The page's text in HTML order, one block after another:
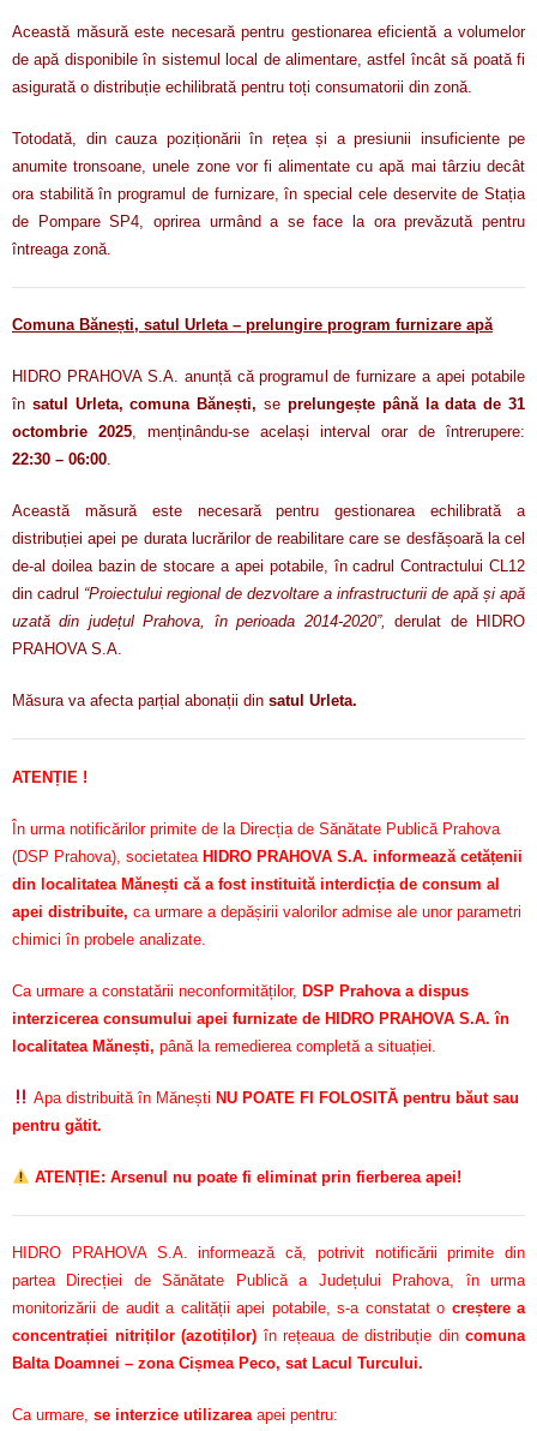
Această măsură este necesară pentru gestionarea eficientă a volumelor
de apă disponibile în sistemul local de alimentare, astfel încât să poată fi
asigurată o distribuție echilibrată pentru toți consumatorii din zonă.
Totodată, din cauza poziționării în rețea și a presiunii insuficiente pe
anumite tronsoane, unele zone vor fi alimentate cu apă mai târziu decât
ora stabilită în programul de furnizare, în special cele deservite de Stația
de Pompare SP4, oprirea urmând a se face la ora prevăzută pentru
întreaga zonă.
Comuna Bănești, satul Urleta – prelungire program furnizare apă
HIDRO PRAHOVA S.A. anunță că programul de furnizare a apei potabile
în satul Urleta, comuna Bănești, se prelungește până la data de 31
octombrie 2025, menținându-se același interval orar de întrerupere:
22:30 – 06:00.
Această măsură este necesară pentru gestionarea echilibrată a
distribuției apei pe durata lucrărilor de reabilitare care se desfășoară la cel
de-al doilea bazin de stocare a apei potabile, în cadrul Contractului CL12
din cadrul “Proiectului regional de dezvoltare a infrastructurii de apă și apă
uzată din județul Prahova, în perioada 2014-2020”,
derulat de HIDRO
PRAHOVA S.A.
Măsura va afecta parțial abonații din satul Urleta.
ATENȚIE !
În urma notificărilor primite de la Direcția de Sănătate Publică Prahova
(DSP Prahova), societatea HIDRO PRAHOVA S.A. informează cetățenii
din localitatea Mănești că a fost instituită interdicția de consum al
apei distribuite, ca urmare a depășirii valorilor admise ale unor parametri
chimici în probele analizate.
Ca urmare a constatării neconformităților, DSP Prahova a dispus
interzicerea consumului apei furnizate de HIDRO PRAHOVA S.A. în
localitatea Mănești, până la remedierea completă a situației.
Apa distribuită în Mănești NU POATE FI FOLOSITĂ pentru băut sau
pentru gătit.
ATENȚIE: Arsenul nu poate fi eliminat prin fierberea apei!
HIDRO PRAHOVA S.A. informează că, potrivit notificării primite din
partea Direcției de Sănătate Publică a Județului Prahova, în urma
monitorizării de audit a calității apei potabile, s-a constatat o creștere a
concentrației nitriților (azotiților) în rețeaua de distribuție din comuna
Balta Doamnei – zona Cișmea Peco, sat Lacul Turcului.
Ca urmare, se interzice utilizareaapei pentru: